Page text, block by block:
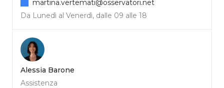
Da Lunedì al Venerdì, dalle 09 alle 18
martina.vertemati@osservatori.net
Alessia Barone
Assistenza